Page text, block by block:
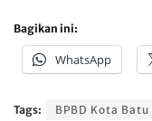
Bagikan ini:
WhatsApp
Tags: BPBD Kota Batu